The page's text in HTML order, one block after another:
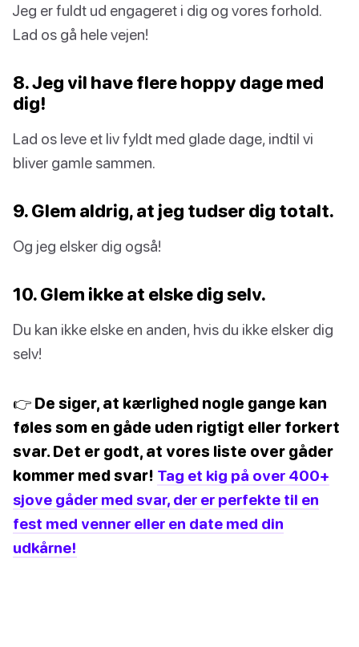
Jeg er fuldt ud engageret i dig og vores forhold.
Lad os gå hele vejen!
8. Jeg vil have flere hoppy dage med
dig!
Lad os leve et liv fyldt med glade dage, indtil vi
bliver gamle sammen.
9. Glem aldrig, at jeg tudser dig totalt.
Og jeg elsker dig også!
10. Glem ikke at elske dig selv.
Du kan ikke elske en anden, hvis du ikke elsker dig
selv!
👉 De siger, at kærlighed nogle gange kan
føles som en gåde uden rigtigt eller forkert
svar. Det er godt, at vores liste over gåder
kommer med svar! Tag et kig på over 400+
sjove gåder med svar, der er perfekte til en
fest med venner eller en date med din
udkårne!